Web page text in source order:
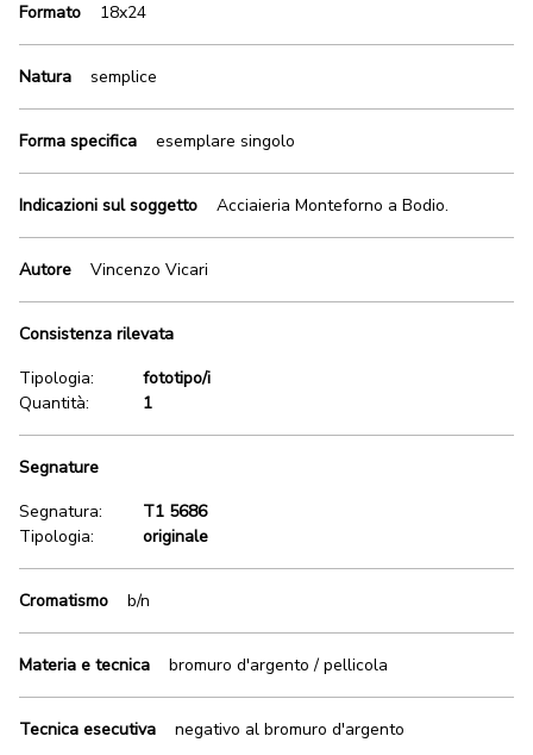
Formato 18x24
Natura semplice
Forma specifica esemplare singolo
Indicazioni sul soggetto Acciaieria Monteforno a Bodio.
Autore Vincenzo Vicari
Consistenza rilevata
Tipologia:
fototipo/i
Quantità:
1
Segnature
Segnatura:
T1 5686
Tipologia:
originale
Cromatismo b/n
Materia e tecnica bromuro d'argento / pellicola
Tecnica esecutiva negativo al bromuro d'argento